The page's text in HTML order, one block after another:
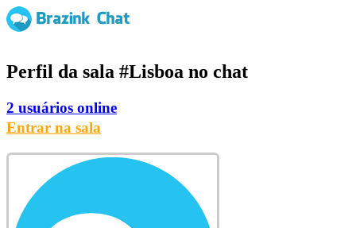
Perfil da sala #Lisboa no chat
2 usuários online
Entrar na sala